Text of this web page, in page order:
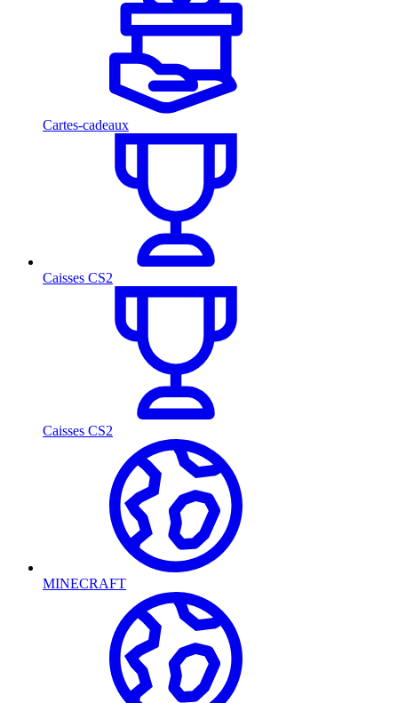
Cartes-cadeaux
Caisses CS2
Caisses CS2
MINECRAFT